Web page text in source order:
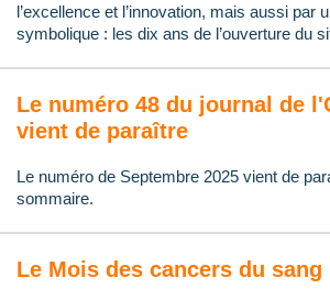
l’excellence et l’innovation, mais aussi par
symbolique : les dix ans de l’ouverture du
Le numéro 48 du journal de
vient de paraître
Le numéro de Septembre 2025 vient de
sommaire.
Le Mois des cancers du sang